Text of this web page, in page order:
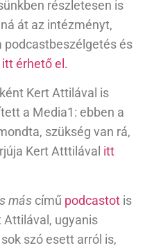
részletesen is
át az intézményt,
podcastbeszélgetés és
érhető el.
Kert Attilával is
a Media1: ebben a
szükség van rá,
Kert Atttilával itt
más című podcastot is
Attilával, ugyanis
szó esett arról is,